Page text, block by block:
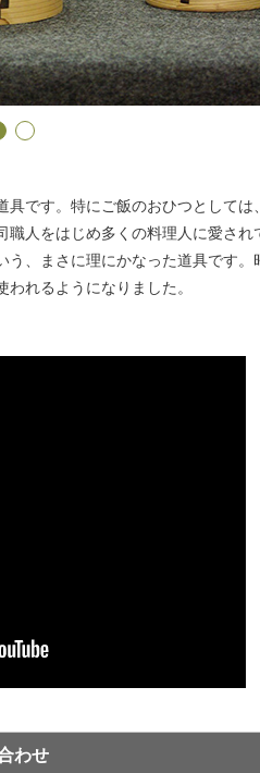
具です。特にご飯のおひつとしては
人をはじめ多くの料理人に愛され
、まさに理にかなった道具です。
れるようになりました。
わせ